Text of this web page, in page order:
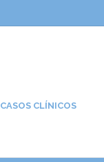
CASOS CLÍNICOS